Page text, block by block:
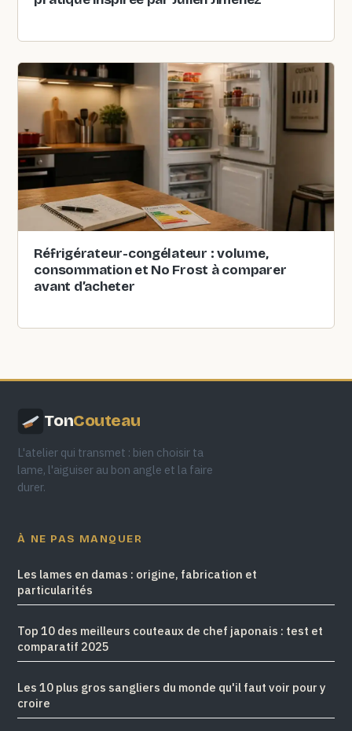
Réfrigérateur-congélateur : volume,
consommation et No Frost à comparer
avant d’acheter
TonCouteau
L'atelier qui transmet : bien choisir ta
lame, l'aiguiser au bon angle et la faire
durer.
À NE PAS MANQUER
Les lames en damas : origine, fabrication et
particularités
Top 10 des meilleurs couteaux de chef japonais : test et
comparatif 2025
Les 10 plus gros sangliers du monde qu'il faut voir pour y
croire